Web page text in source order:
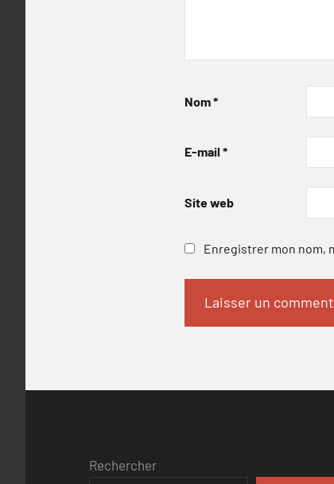
Nom*
E-mail *
Site web
Enregistrer mon nom,
Rechercher